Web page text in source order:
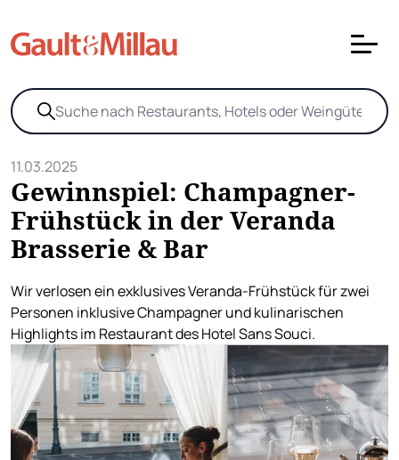
11.03.2025
Gewinnspiel: Champagner-
Frühstück in der Veranda
Brasserie & Bar
Wir verlosen ein exklusives Veranda-Frühstück für zwei
Personen inklusive Champagner und kulinarischen
Highlights im Restaurant des Hotel Sans Souci.